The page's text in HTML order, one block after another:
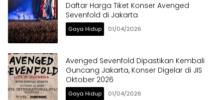
Daftar Harga Tiket Konser Avenged
Sevenfold di Jakarta
Gaya Hidup 01/04/2026
Avenged Sevenfold Dipastikan Kembali
Guncang Jakarta, Konser Digelar di JIS
Oktober 2026
Gaya Hidup 01/04/2026